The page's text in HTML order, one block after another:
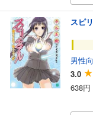
スピ
男性
3.0
638円